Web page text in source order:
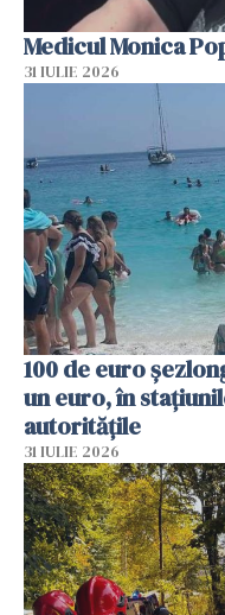
Medicul Monica
31 IULIE 2026
100 de euro
un euro, în
autoritățile
31 IULIE 2026